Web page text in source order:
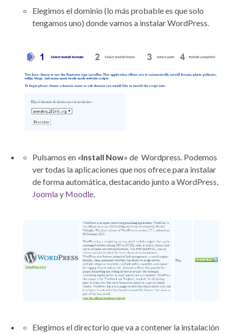
Elegimos el dominio (lo más probable es que solo
tengamos uno) donde vamos a instalar WordPress.
Pulsamos en «Install Now» de Wordpress. Podemos
ver todas la aplicaciones que nos ofrece para instalar
de forma automática, destacando junto a WordPress,
Joomlay Moodle.
Elegimos el directorio que va a contener la instalación